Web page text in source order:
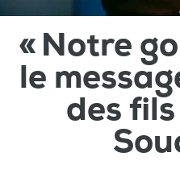
« Notre
le
des